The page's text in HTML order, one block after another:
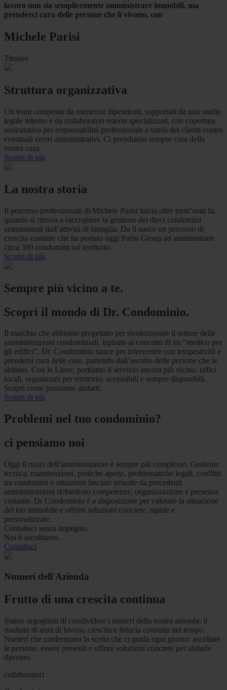
lavoro non sia semplicemente amministrare immobili, ma
prenderci cura delle persone che li vivono, con
Michele Parisi
Titolare
Struttura organizzativa
Un team composto da numerosi dipendenti, supportati da uno studio
legale interno e da collaboratori esterni specializzati, con copertura
assicurativa per responsabilità professionale a tutela dei clienti contro
eventuali errori amministrativi. Ci prendiamo sempre cura della
vostra casa.
Scopri di più
La nostra storia
Il percorso professionale di Michele Parisi inizia oltre trent’anni fa,
quando si ritrova a raccogliere la gestione dei dieci condomìni
amministrati dall’attività di famiglia. Da li nasce un percorso di
crescita costante che ha portato oggi Parisi Group ad amministrare
circa 300 condomìni sul territorio.
Scopri di più
Sempre più vicino a te.
Scopri il mondo di Dr. Condominio.
Il marchio che abbiamo progettato per rivoluzionare il settore delle
amministrazioni condominiali. Ispirato al concetto di un “medico per
gli edifici”, Dr. Condominio nasce per intervenire con tempestività e
prendersi cura delle case, partendo dall’ascolto delle persone che le
abitano. Con le Linee, portiamo il servizio ancora più vicino: uffici
locali, organizzati per territorio, accessibili e sempre disponibili.
Scopri come possiamo aiutarti.
Scopri di più
Problemi nel tuo condominio?
ci pensiamo noi
Oggi il ruolo dell’amministratore è sempre più complesso. Gestione
tecnica, manutenzioni, pratiche aperte, problematiche legali, conflitti
tra condomini e situazioni lasciate irrisolte da precedenti
amministrazioni richiedono competenze, organizzazione e presenza
costante. Dr Condominio è a disposizione per valutare la situazione
del tuo immobile e offrirti soluzioni concrete, rapide e
personalizzate.
Contattaci senza impegno.
Noi ti ascoltiamo.
Contattaci
Numeri dell'Azienda
Frutto di una crescita continua
Siamo orgogliosi di condividere i numeri della nostra azienda: il
risultato di anni di lavoro, crescita e fiducia costruita nel tempo.
Numeri che confermano la scelta che ci guida ogni giorno: ascoltare
le persone, essere presenti e offrire soluzioni concrete per aiutarle
davvero.
collaboratori